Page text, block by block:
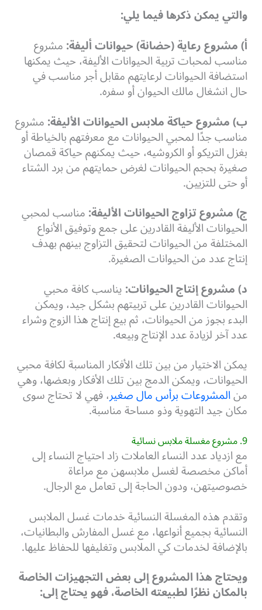
والتي يمكن ذكرها فيما يلي:
أ) مشروع رعاية (حضانة) حيوانات أليفة:مشروع
مناسب لمحبات تربية الحيوانات الأليفة، حيث يمكنها
استضافة الحيوانات لرعايتهم مقابل أجر مناسب في
حال انشغال مالك الحيوان أو سفره.
ب) مشروع حياكة ملابس الحيوانات الأليفة:مشروع
مناسب جدًا لمحبي الحيوانات مع معرفتهم بالخياطة أو
بغزل التريكو أو الكروشيه، حيث يمكنهم حياكة قمصان
صغيرة بحجم الحيوانات لغرض حمايتهم من برد الشتاء
أو حتى للتزيين.
ج) مشروع تزاوج الحيوانات الأليفة:مناسب لمحبي
الحيوانات الأليفة القادرين على جمع وتوفيق الأنواع
المختلفة من الحيوانات لتحقيق التزاوج بينهم بهدف
إنتاج عدد من الحيوانات الصغيرة.
د) مشروع إنتاج الحيوانات:يناسب كافة محبي
الحيوانات القادرين على تربيتهم بشكل جيد، ويمكن
البدء بجوز من الحيوانات، ثم بيع إنتاج هذا الزوج وشراء
عدد آخر لزيادة عدد الإنتاج وبيعه.
يمكن الاختيار من بين تلك الأفكار المناسبة لكافة محبي
الحيوانات، ويمكن الدمج بين تلك الأفكار وبعضها، وهي
منالمشروعات برأس مال صغير، فهي لا تحتاج سوى
مكان جيد التهوية وذو مساحة مناسبة.
9. مشروع مغسلة ملابس نسائية
مع ازدياد عدد النساء العاملات زاد احتياج النساء إلى
أماكن مخصصة لغسل ملابسهن مع مراعاة
خصوصيتهن، ودون الحاجة إلى تعامل مع الرجال.
وتقدم هذه المغسلة النسائية خدمات غسل الملابس
النسائية بجميع أنواعها، مع غسل المفارش والبطانيات،
بالإضافة لخدمات كي الملابس وتغليفها للحفاظ عليها.
ويحتاج هذا المشروع إلى بعض التجهيزات الخاصة
بالمكان نظرًا لطبيعته الخاصة، فهو يحتاج إلى: